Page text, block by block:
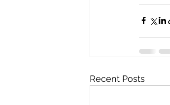
Recent Posts